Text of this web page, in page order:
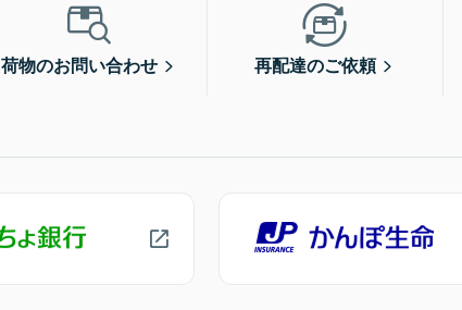
荷物のお問い合わせ 再配達のご依頼